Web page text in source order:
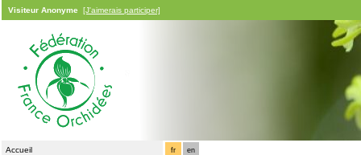
Visiteur Anonyme [J'aimerais participer]
Accueil fr en